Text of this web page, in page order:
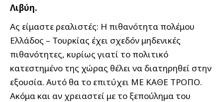
Λιβύη.
Ας είμαστε ρεαλιστές: Η πιθανότητα πολέμου
Ελλάδος – Τουρκίας έχει σχεδόν μηδενικές
πιθανότητες, κυρίως γιατί το πολιτικό
κατεστημένο της χώρας θέλει να διατηρηθεί στην
εξουσία. Αυτό θα το επιτύχει ΜΕ ΚΑΘΕ ΤΡΟΠΟ.
Ακόμα και αν χρειαστεί με το ξεπούλημα του